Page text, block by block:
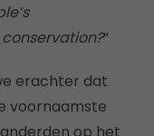
“
erachter dat
voornaamste
op het